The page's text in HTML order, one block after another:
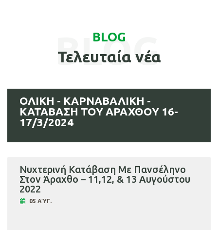
BLOG
Τελευταία νέα
BLOG
ΟΛΙΚΗ - ΚΑΡΝΑΒΑΛΙΚΗ -
ΚΑΤΑΒΑΣΗ ΤΟΥ ΑΡΑΧΘΟΥ 16-
17/3/2024
Νυχτερινή Κατάβαση Με Πανσέληνο
Στον Άραχθο – 11,12, & 13 Αυγούστου
2022
05 ΑΎΓ.